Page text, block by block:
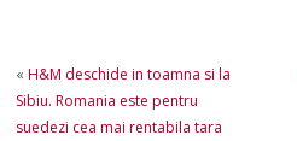
«H&M deschide in toamna si la
Sibiu. Romania este pentru
suedezi cea mai rentabila tara